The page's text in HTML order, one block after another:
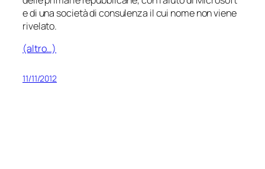
e di una società di consulenza il cui nome non viene
rivelato.
(altro…)
11/11/2012